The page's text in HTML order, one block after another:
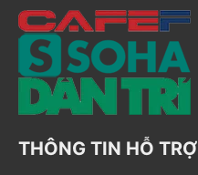
THÔNG TIN HỖ TRỢ